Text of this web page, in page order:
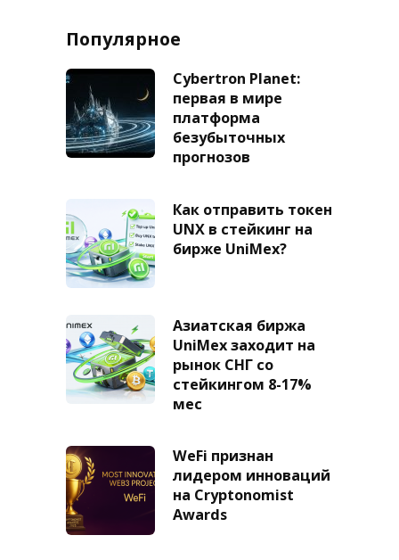
Популярное
Cybertron Planet:
первая в мире
платформа
безубыточных
прогнозов
Как отправить токен
UNX в стейкинг на
бирже UniMex?
Азиатская биржа
UniMex заходит на
рынок СНГ со
стейкингом 8-17%
мес
WeFi признан
лидером инноваций
на Cryptonomist
Awards